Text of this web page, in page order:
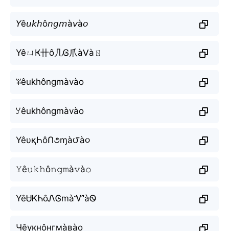
𝘠ê𝘶𝘬𝘩ô𝘯𝘨𝘮à𝘷à𝘰
YêㄩҜ卄ô几Ꮆ爪àᐯàㄖ
ꐟêukhôngmàvào
ꌦêukhôngmàvào
YêυқҺôՈ૭ɱà౮à૦
𝚈ê𝚞𝚔𝚑ô𝚗𝚐𝚖à𝚟à𝚘
YêᏌᏦᏂôᏁᎶmàᏉàᏫ
Чêукнôнгмàвàо